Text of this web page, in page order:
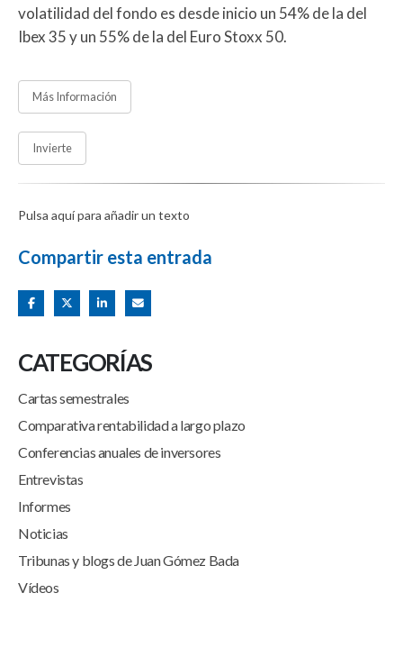
volatilidad del fondo es desde inicio un 54% de la del
Ibex 35 y un 55% de la del Euro Stoxx 50.
Más Información
Invierte
Pulsa aquí para añadir un texto
Compartir esta entrada
CATEGORÍAS
Cartas semestrales
Comparativa rentabilidad a largo plazo
Conferencias anuales de inversores
Entrevistas
Informes
Noticias
Tribunas y blogs de Juan Gómez Bada
Vídeos